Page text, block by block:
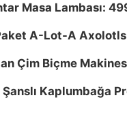
Masa Lambası:
A-Lot-A
Çim Biçme
Kaplumbağa